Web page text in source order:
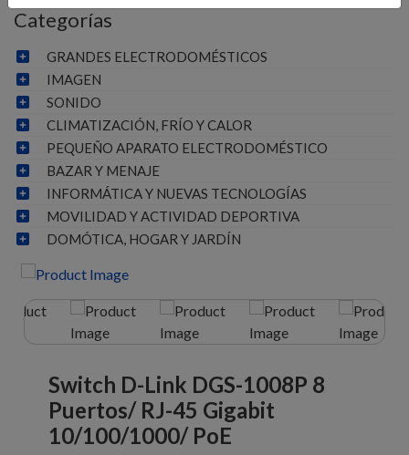
Categorías
GRANDES ELECTRODOMÉSTICOS
IMAGEN
SONIDO
CLIMATIZACIÓN, FRÍO Y CALOR
PEQUEÑO APARATO ELECTRODOMÉSTICO
BAZAR Y MENAJE
INFORMÁTICA Y NUEVAS TECNOLOGÍAS
MOVILIDAD Y ACTIVIDAD DEPORTIVA
DOMÓTICA, HOGAR Y JARDÍN
Switch D-Link DGS-1008P 8
Puertos/ RJ-45 Gigabit
10/100/1000/ PoE